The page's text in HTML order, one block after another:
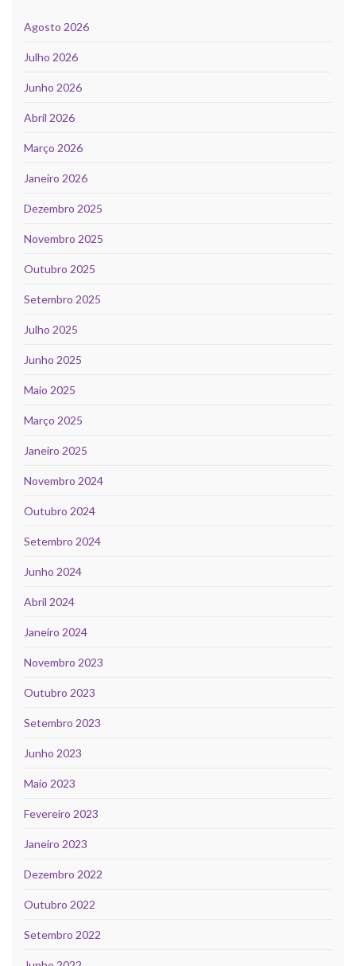
Agosto 2026
Julho 2026
Junho 2026
Abril 2026
Março 2026
Janeiro 2026
Dezembro 2025
Novembro 2025
Outubro 2025
Setembro 2025
Julho 2025
Junho 2025
Maio 2025
Março 2025
Janeiro 2025
Novembro 2024
Outubro 2024
Setembro 2024
Junho 2024
Abril 2024
Janeiro 2024
Novembro 2023
Outubro 2023
Setembro 2023
Junho 2023
Maio 2023
Fevereiro 2023
Janeiro 2023
Dezembro 2022
Outubro 2022
Setembro 2022